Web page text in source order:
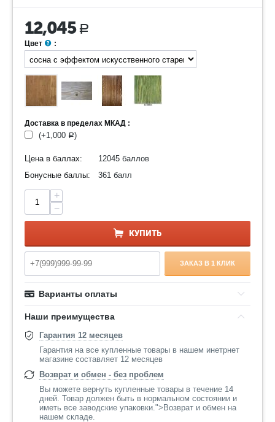
12,045 Р
Цвет :
Доставка в пределах МКАД :
(+1,000 Р)
Цена в баллах:
12045 баллов
Бонусные баллы:
361 балл
+
−
КУПИТЬ
ЗАКАЗ В 1 КЛИК
Варианты оплаты
Наши преимущества
Гарантия 12 месяцев
Гарантия на все купленные товары в нашем инетрнет
магазине составляет 12 месяцев
Возврат и обмен - без проблем
Вы можете вернуть купленные товары в течение 14
дней. Товар должен быть в нормальном состоянии и
иметь все заводские упаковки.">Возврат и обмен на
нашем складе.